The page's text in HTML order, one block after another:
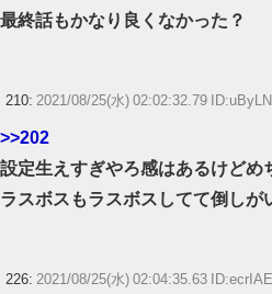
最終話もかなり良くなかった？
210: 2021/08/25(水) 02:02:32.79
>>202
設定生えすぎやろ感はあるけどめ
ラスボスもラスボスしてて倒しが
226: 2021/08/25(水) 02:04:35.63